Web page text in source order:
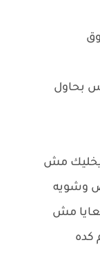
بحاول
يخليك مش
وشويه
مش
كده